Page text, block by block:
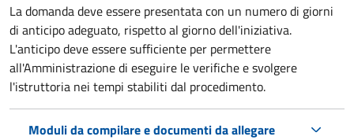
La domanda deve essere presentatacon un numero di giorni
di anticipo adeguato, rispetto al giorno dell'iniziativa.
L'anticipo deve essere sufficiente per permettere
all'Amministrazione di eseguire le verifiche e svolgere
l'istruttoria nei tempi stabiliti dal procedimento.
Moduli da compilare e documenti da allegare